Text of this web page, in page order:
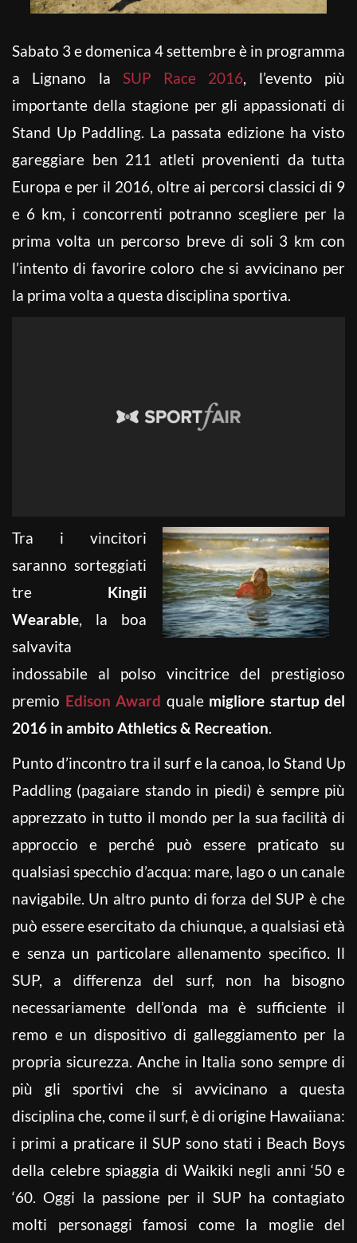
Sabato 3 e domenica 4 settembre è in programma
a Lignano la SUP Race 2016, l’evento più
importante della stagione per gli appassionati di
Stand Up Paddling. La passata edizione ha visto
gareggiare ben 211 atleti provenienti da tutta
Europa e per il 2016, oltre ai percorsi classici di 9
e 6 km, i concorrenti potranno scegliere per la
prima volta un percorso breve di soli 3 km con
l’intento di favorire coloro che si avvicinano per
la prima volta a questa disciplina sportiva.
Tra i vincitori
saranno sorteggiati
tre Kingii
Wearable, la boa
salvavita
indossabile al polso vincitrice del prestigioso
premio Edison Award quale migliore startup del
2016 in ambito Athletics & Recreation.
Punto d’incontro tra il surf e la canoa, lo Stand Up
Paddling (pagaiare stando in piedi) è sempre più
apprezzato in tutto il mondo per la sua facilità di
approccio e perché può essere praticato su
qualsiasi specchio d’acqua: mare, lago o un canale
navigabile. Un altro punto di forza del SUP è che
può essere esercitato da chiunque, a qualsiasi età
e senza un particolare allenamento specifico. Il
SUP, a differenza del surf, non ha bisogno
necessariamente dell’onda ma è sufficiente il
remo e un dispositivo di galleggiamento per la
propria sicurezza. Anche in Italia sono sempre di
più gli sportivi che si avvicinano a questa
disciplina che, come il surf, è di origine Hawaiiana:
i primi a praticare il SUP sono stati i Beach Boys
della celebre spiaggia di Waikiki negli anni ‘50 e
‘60. Oggi la passione per il SUP ha contagiato
molti personaggi famosi come la moglie del